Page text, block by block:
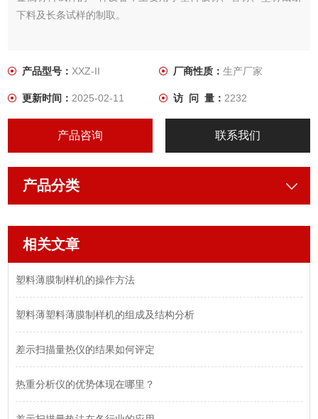
下料及长条试样的制取。
产品型号：XXZ-II 厂商性质： 生产厂家
更新时间：2025-02-11 访 问 量： 2232
产品咨询 联系我们
产品分类
相关文章
塑料薄膜制样机的操作方法
塑料薄塑料薄膜制样机的组成及结构分析
差示扫描量热仪的结果如何评定
热重分析仪的优势体现在哪里？